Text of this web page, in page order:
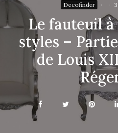
Decofinder · ·
Le fauteuil
styles –
de Louis